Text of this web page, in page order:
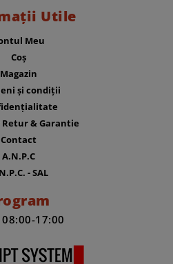
Utile
Meu
Coș
Magazin
și condiții
& Garantie
Contact
A.N.P.C
- SAL
17:00